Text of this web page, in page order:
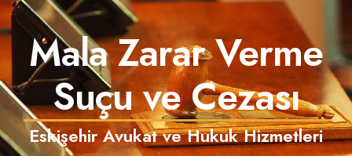
EKIBIMIZ
ÇALIŞMA ALANLARIMIZ
HUKUK BÜLTENI
SSS
Mala Zarar Verme
Suçu ve Cezası
Eskişehir Avukat ve Hukuk Hizmetleri